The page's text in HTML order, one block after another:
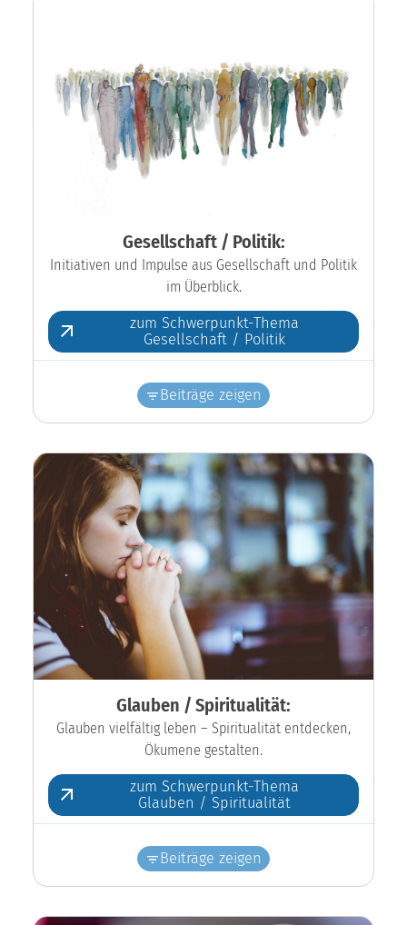
Gesellschaft / Politik:
Initiativen und Impulse aus Gesellschaft und Politik
im Überblick.
zum Schwerpunkt-Thema
Gesellschaft / Politik
Beiträge zeigen
Glauben / Spiritualität:
Glauben vielfältig leben – Spiritualität entdecken,
Ökumene gestalten.
zum Schwerpunkt-Thema
Glauben / Spiritualität
Beiträge zeigen